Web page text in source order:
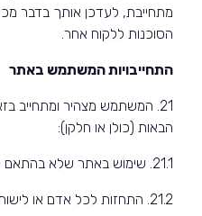
מתחייבת, לעדכן אותך בדבר
הסוכנות ללקוח אחר.
התחייבויות המשתמש באתר
21. המשתמש מצהיר ומתחייב
הבאות (כולן או חלקן):
21.1. שימוש באתר שלא בהתאם להוראות תנאי השימוש.
21.2. התחזות לכל אדם או לישות משפטית אחרת.